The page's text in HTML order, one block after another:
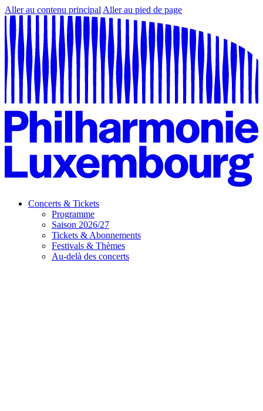
Aller au contenu principal Aller au pied de page
Concerts & Tickets
Programme
Saison 2026/27
Tickets & Abonnements
Festivals & Thèmes
Au-delà des concerts